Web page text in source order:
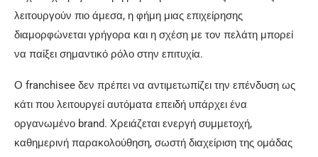
λειτουργούν πιο άμεσα, η φήμη μιας επιχείρησης
διαμορφώνεται γρήγορα και η σχέση με τον πελάτη μπορεί
να παίξει σημαντικό ρόλο στην επιτυχία.
Ο franchisee δεν πρέπει να αντιμετωπίζει την επένδυση ως
κάτι που λειτουργεί αυτόματα επειδή υπάρχει ένα
οργανωμένο brand. Χρειάζεται ενεργή συμμετοχή,
καθημερινή παρακολούθηση, σωστή διαχείριση της ομάδας